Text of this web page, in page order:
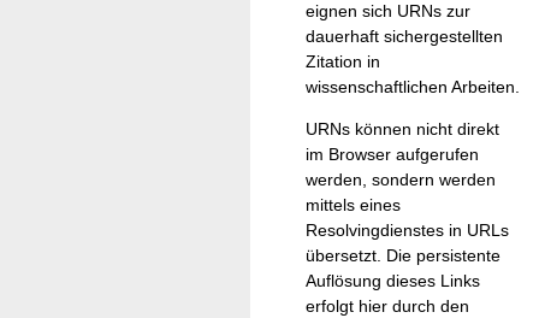
eignen sich URNs zur
dauerhaft sichergestellten
Zitation in
wissenschaftlichen Arbeiten.
URNs können nicht direkt
im Browser aufgerufen
werden, sondern werden
mittels eines
Resolvingdienstes in URLs
übersetzt. Die persistente
Auflösung dieses Links
erfolgt hier durch den